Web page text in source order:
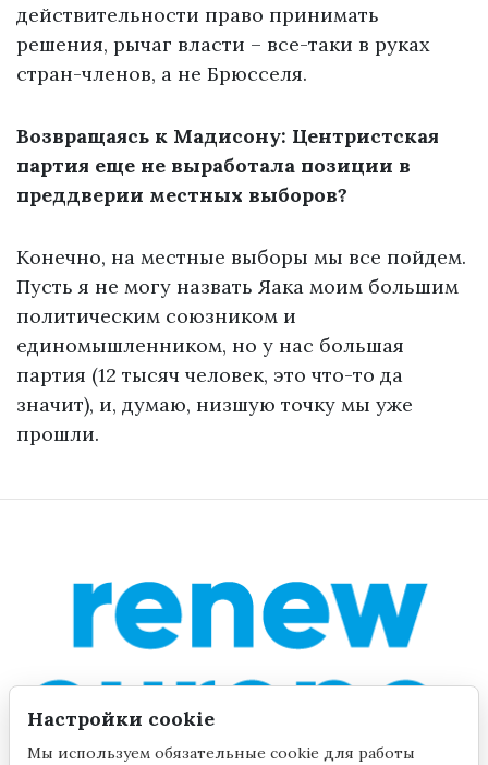
действительности право принимать
решения, рычаг власти – все-таки в руках
стран-членов, а не Брюсселя.
Возвращаясь к Мадисону: Центристская
партия еще не выработала позиции в
преддверии местных выборов?
Конечно, на местные выборы мы все пойдем.
Пусть я не могу назвать Яака моим большим
политическим союзником и
единомышленником, но у нас большая
партия (12 тысяч человек, это что-то да
значит), и, думаю, низшую точку мы уже
прошли.
Настройки cookie
Мы используем обязательные cookie для работы